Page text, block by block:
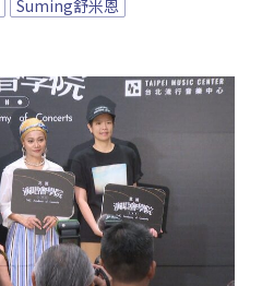
Suming舒米恩